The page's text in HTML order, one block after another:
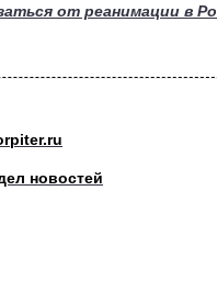
от реанимации в
новостей